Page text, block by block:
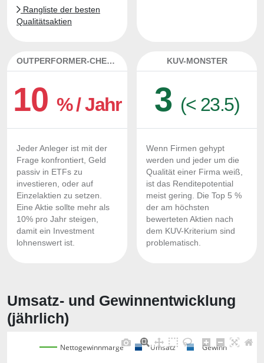
Rangliste der besten
Qualitätsaktien
OUTPERFORMER-CHECK
10 % / Jahr
Jeder Anleger ist mit der
Frage konfrontiert, Geld
passiv in ETFs zu
investieren, oder auf
Einzelaktien zu setzen.
Eine Aktie sollte mehr als
10% pro Jahr steigen,
damit ein Investment
lohnenswert ist.
KUV-MONSTER
3 (< 23.5)
Wenn Firmen gehypt
werden und jeder um die
Qualität einer Firma weiß,
ist das Renditepotential
meist gering. Die Top 5 %
der am höchsten
bewerteten Aktien nach
dem KUV-Kriterium sind
problematisch.
Umsatz- und Gewinnentwicklung
(jährlich)
Nettogewinnmarge Umsatz Gewinn